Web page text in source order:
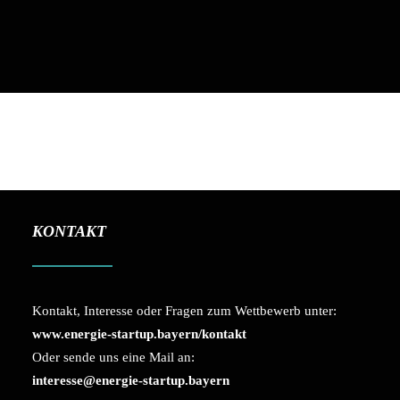
KONTAKT
Kontakt, Interesse oder Fragen zum Wettbewerb unter:
www.energie-startup.bayern/kontakt
Oder sende uns eine Mail an:
interesse@energie-startup.bayern